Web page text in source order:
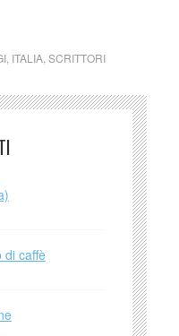
, ITALIA, SCRITTORI
di caffè